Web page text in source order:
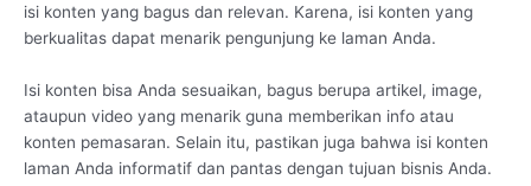
isi konten yang bagus dan relevan. Karena, isi konten yang
berkualitas dapat menarik pengunjung ke laman Anda.
Isi konten bisa Anda sesuaikan, bagus berupa artikel, image,
ataupun video yang menarik guna memberikan info atau
konten pemasaran. Selain itu, pastikan juga bahwa isi konten
laman Anda informatif dan pantas dengan tujuan bisnis Anda.